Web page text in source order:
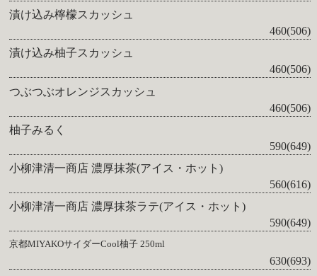
漬け込み檸檬スカッシュ
460(506)
漬け込み柚子スカッシュ
460(506)
つぶつぶオレンジスカッシュ
460(506)
柚子みるく
590(649)
小柳津清一商店 濃厚抹茶(アイス・ホット)
560(616)
小柳津清一商店 濃厚抹茶ラテ(アイス・ホット)
590(649)
京都MIYAKOサイダーCool柚子 250ml
630(693)